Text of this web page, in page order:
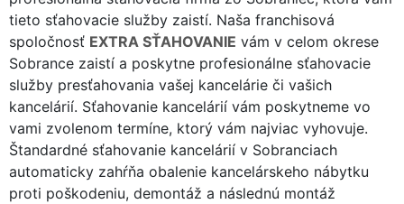
tieto sťahovacie služby zaistí. Naša franchisová
spoločnosť EXTRA SŤAHOVANIE vám v celom okrese
Sobrance zaistí a poskytne profesionálne sťahovacie
služby presťahovania vašej kancelárie či vašich
kancelárií. Sťahovanie kancelárií vám poskytneme vo
vami zvolenom termíne, ktorý vám najviac vyhovuje.
Štandardné sťahovanie kancelárií v Sobranciach
automaticky zahŕňa obalenie kancelárskeho nábytku
proti poškodeniu, demontáž a následnú montáž